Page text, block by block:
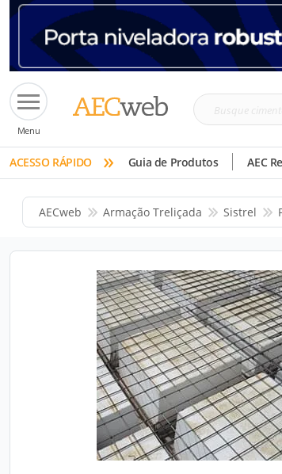
Menu
Busque
tinta,
etc
ACESSO RÁPIDO » Guia de Produtos AEC
AECweb Armação Treliçada Sistrel